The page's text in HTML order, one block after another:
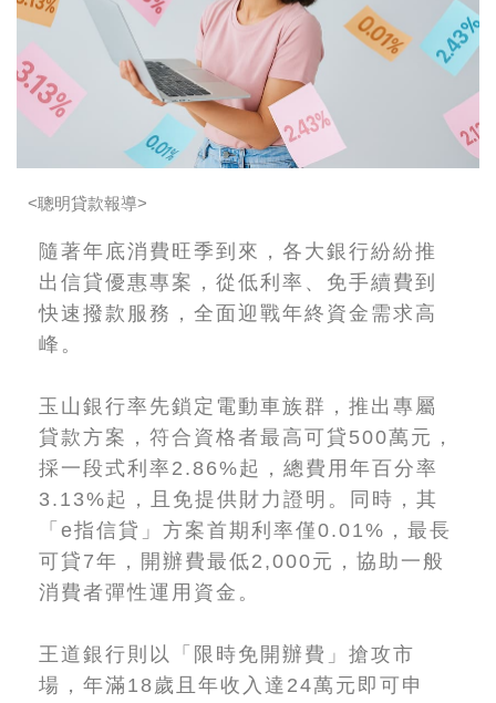
<聰明貸款報導>
隨著年底消費旺季到來，各大銀行紛紛推
出信貸優惠專案，從低利率、免手續費到
快速撥款服務，全面迎戰年終資金需求高
峰。
玉山銀行率先鎖定電動車族群，推出專屬
貸款方案，符合資格者最高可貸500萬元，
採一段式利率2.86%起，總費用年百分率
3.13%起，且免提供財力證明。同時，其
「e指信貸」方案首期利率僅0.01%，最長
可貸7年，開辦費最低2,000元，協助一般
消費者彈性運用資金。
王道銀行則以「限時免開辦費」搶攻市
場，年滿18歲且年收入達24萬元即可申